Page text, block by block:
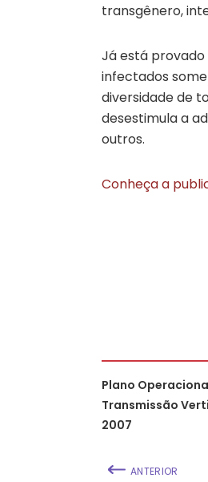
transgênero,
Já está
infectados
diversidade de
desestimula a
outros.
Conheça a
Plano
Transmissão
2007
ANTERIOR